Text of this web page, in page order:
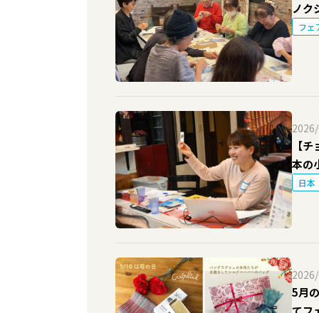
ノク
フェ
【
本の
で
日本
5月